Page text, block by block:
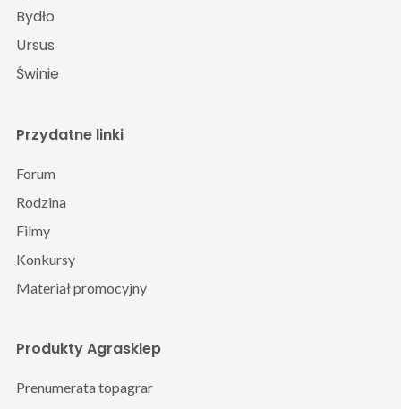
Bydło
Ursus
Świnie
Produkty Agrasklep
Prenumerata topagrar
Przydatne linki
Forum
Rodzina
Filmy
Konkursy
Materiał promocyjny